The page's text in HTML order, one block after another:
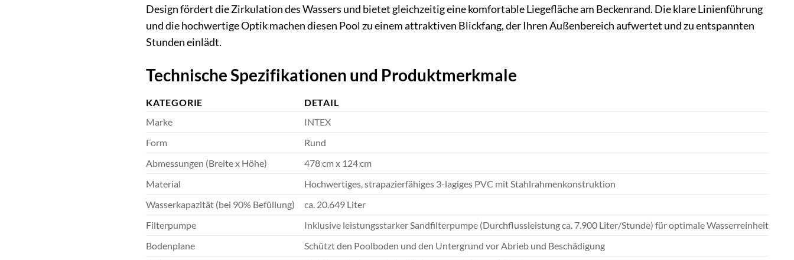
Design fördert die Zirkulation des Wassers und bietet gleichzeitig eine komfortable Liegefläche am Beckenrand. Die klare Linienführung
und die hochwertige Optik machen diesen Pool zu einem attraktiven Blickfang, der Ihren Außenbereich aufwertet und zu entspannten
Stunden einlädt.
Technische Spezifikationen und Produktmerkmale
KATEGORIE
DETAIL
Marke
INTEX
Form
Rund
Abmessungen (Breite x Höhe)
478 cm x 124 cm
Material
Hochwertiges, strapazierfähiges 3-lagiges PVC mit Stahlrahmenkonstruktion
Wasserkapazität (bei 90% Befüllung)
ca. 20.649 Liter
Filterpumpe
Inklusive leistungsstarker Sandfilterpumpe (Durchflussleistung ca. 7.900 Liter/Stunde) für optimale Wasserreinheit
Bodenplane
Schützt den Poolboden und den Untergrund vor Abrieb und Beschädigung